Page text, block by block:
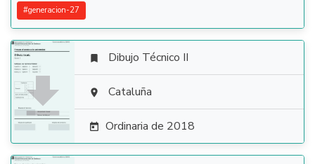
#generacion-27

 Dibujo Técnico II
 Cataluña
 Ordinaria de 2018